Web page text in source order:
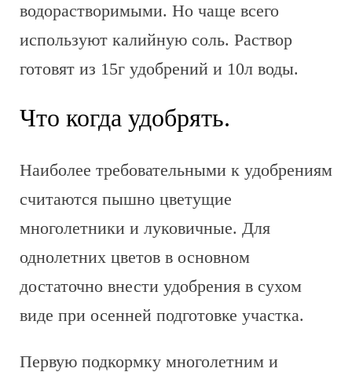
водорастворимыми. Но чаще всего
используют калийную соль. Раствор
готовят из 15г удобрений и 10л воды.
Что когда удобрять.
Наиболее требовательными к удобрениям
считаются пышно цветущие
многолетники и луковичные. Для
однолетних цветов в основном
достаточно внести удобрения в сухом
виде при осенней подготовке участка.
Первую подкормку многолетним и